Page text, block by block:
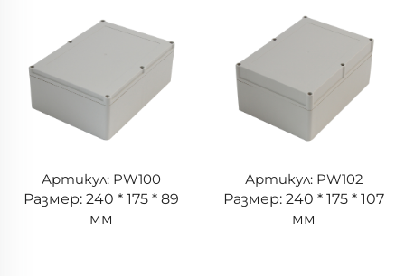
Артикул: PW100
Размер: 240 * 175 * 89
мм
Артикул: PW102
Размер: 240 * 175 * 107
мм